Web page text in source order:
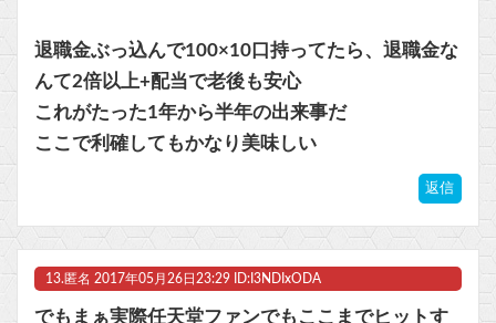
退職金ぶっ込んで100×10口持ってたら、退職金な
んて2倍以上+配当で老後も安心
これがたった1年から半年の出来事だ
ここで利確してもかなり美味しい
返信
13. 匿名 2017年05月26日23:29 ID:I3NDIxODA
でもまぁ実際任天堂ファンでもここまでヒットす